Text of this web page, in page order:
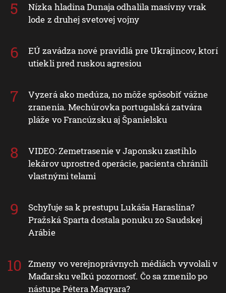
Nízka hladina Dunaja odhalila masívny vrak
lode z druhej svetovej vojny
EÚ zavádza nové pravidlá pre Ukrajincov, ktorí
utiekli pred ruskou agresiou
Vyzerá ako medúza, no môže spôsobiť vážne
zranenia. Mechúrovka portugalská zatvára
pláže vo Francúzsku aj Španielsku
VIDEO: Zemetrasenie v Japonsku zastihlo
lekárov uprostred operácie, pacienta chránili
vlastnými telami
Schyľuje sa k prestupu Lukáša Haraslína?
Pražská Sparta dostala ponuku zo Saudskej
Arábie
Zmeny vo verejnoprávnych médiách vyvolali v
Maďarsku veľkú pozornosť. Čo sa zmenilo po
nástupe Pétera Magyara?